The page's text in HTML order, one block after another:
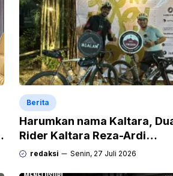
Berita
Harumkan nama Kaltara,
Rider Kaltara Reza-Ardi
menuntaskan tantangan
redaksi Senin, 27 Juli 2026